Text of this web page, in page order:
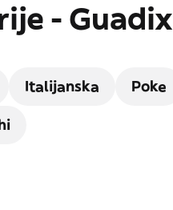
- Guadix
Italijanska Poke